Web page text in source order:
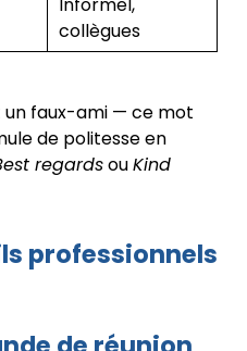
collègues
faux-ami — ce mot
de politesse en
regardsouKind
professionnels